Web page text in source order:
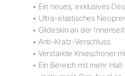
• Ein neues, exklusives
• Ultra-elastisches
• Glideskin an der
• Anti-Kratz-Verschluss
• Verstärkte Knieschoner
• Ein Bereich mit mehr